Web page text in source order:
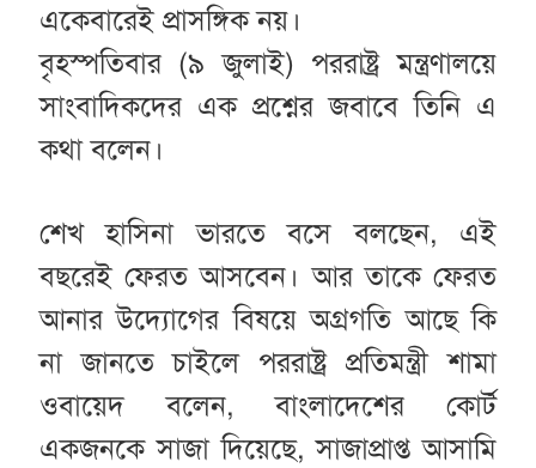
একেবারেই প্রাসঙ্গিক নয়।
বৃহস্পতিবার (৯ জুলাই) পররাষ্ট্র মন্ত্রণালয়ে
সাংবাদিকদের এক প্রশ্নের জবাবে তিনি এ
কথা বলেন।
শেখ হাসিনা ভারতে বসে বলছেন, এই
বছরেই ফেরত আসবেন। আর তাকে ফেরত
আনার উদ্যোগের বিষয়ে অগ্রগতি আছে কি
না জানতে চাইলে পররাষ্ট্র প্রতিমন্ত্রী শামা
ওবায়েদ বলেন, বাংলাদেশের কোর্ট
একজনকে সাজা দিয়েছে, সাজাপ্রাপ্ত আসামি